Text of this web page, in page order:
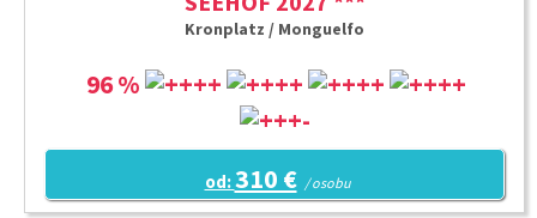
Kronplatz / Monguelfo
96 %
od:310 € / osobu